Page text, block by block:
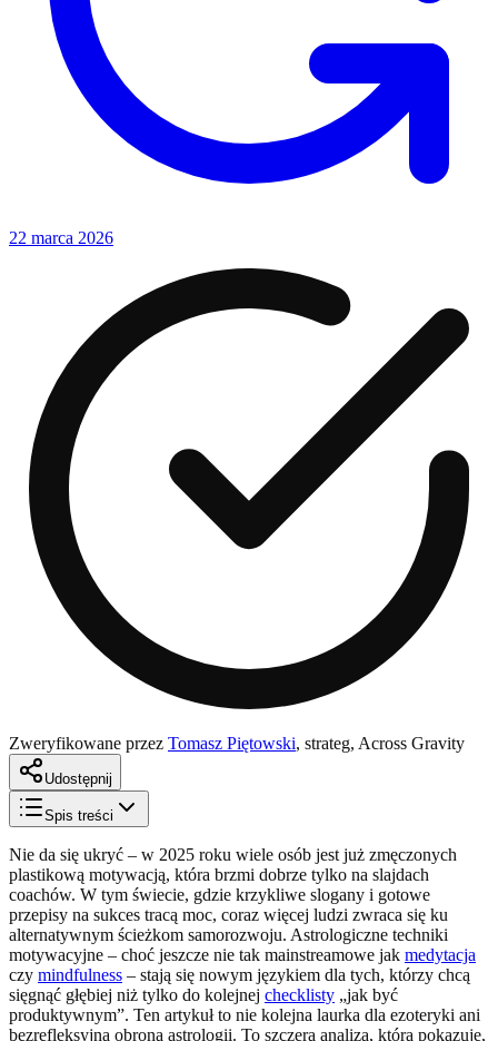
22 marca 2026
Zweryfikowane przez Tomasz Piętowski, strateg, Across Gravity
Udostępnij
Spis treści
Nie da się ukryć – w 2025 roku wiele osób jest już zmęczonych
plastikową motywacją, która brzmi dobrze tylko na slajdach
coachów. W tym świecie, gdzie krzykliwe slogany i gotowe
przepisy na sukces tracą moc, coraz więcej ludzi zwraca się ku
alternatywnym ścieżkom samorozwoju. Astrologiczne techniki
motywacyjne – choć jeszcze nie tak mainstreamowe jak medytacja
czy mindfulness – stają się nowym językiem dla tych, którzy chcą
sięgnąć głębiej niż tylko do kolejnej checklisty „jak być
produktywnym”. Ten artykuł to nie kolejna laurka dla ezoteryki ani
bezrefleksyjna obrona astrologii. To szczera analiza, która pokazuje,